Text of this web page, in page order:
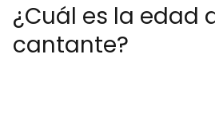
¿Cuál es la edad
cantante?